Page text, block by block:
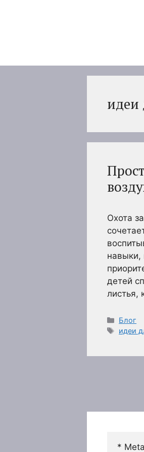
идеи
Охота
навыки,
детей
листья,
Блог
Метки
идеи
*